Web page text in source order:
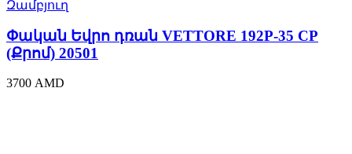
VЕTTORE
192P-
35
(Քրոմ)
Զամբյուղ
Փական Եվրո դռան VЕTTORE 192P-35 CP
(Քրոմ) 20501
3700 AMD